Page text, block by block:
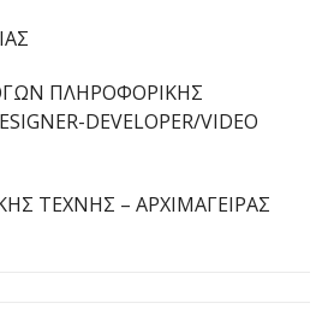
ΠΛΗΡΟΦΟΡΙΚΗΣ
DEVELOPER/VIDEO
ΤΕΧΝΗΣ – ΑΡΧΙΜΑΓΕΙΡΑΣ